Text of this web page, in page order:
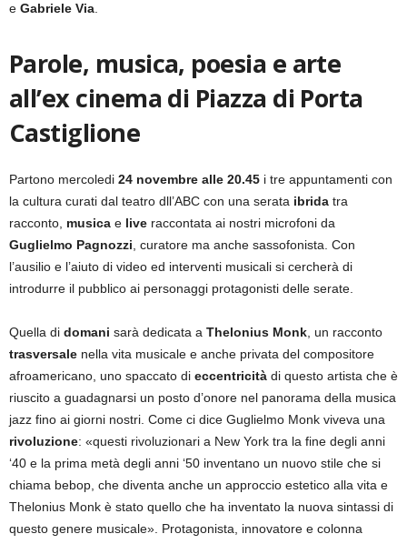
e Gabriele Via
Parole, musica, poesia e arte
all’ex cinema di Piazza di Porta
Castiglione
Partono mercoledi 24 novembre alle 20.45 i tre appuntamenti con
la cultura curati dal teatro dll’ABC con una serata ibrida tra
racconto, musica e live raccontata ai nostri microfoni da
Guglielmo Pagnozzi , curatore ma anche sassofonista. Con
l’ausilio e l’aiuto di video ed interventi musicali si cercherà di
introdurre il pubblico ai personaggi protagonisti delle serate.
Quella di domani sarà dedicata a Thelonius Monk , un racconto
trasversale nella vita musicale e anche privata del compositore
afroamericano, uno spaccato di eccentricità di questo artista che è
riuscito a guadagnarsi un posto d’onore nel panorama della musica
jazz fino ai giorni nostri. Come ci dice Guglielmo Monk viveva una
rivoluzione: «questi rivoluzionari a New York tra la fine degli anni
‘40 e la prima metà degli anni ‘50 inventano un nuovo stile che si
chiama bebop, che diventa anche un approccio estetico alla vita e
Thelonius Monk è stato quello che ha inventato la nuova sintassi di
questo genere musicale». Protagonista, innovatore e colonna